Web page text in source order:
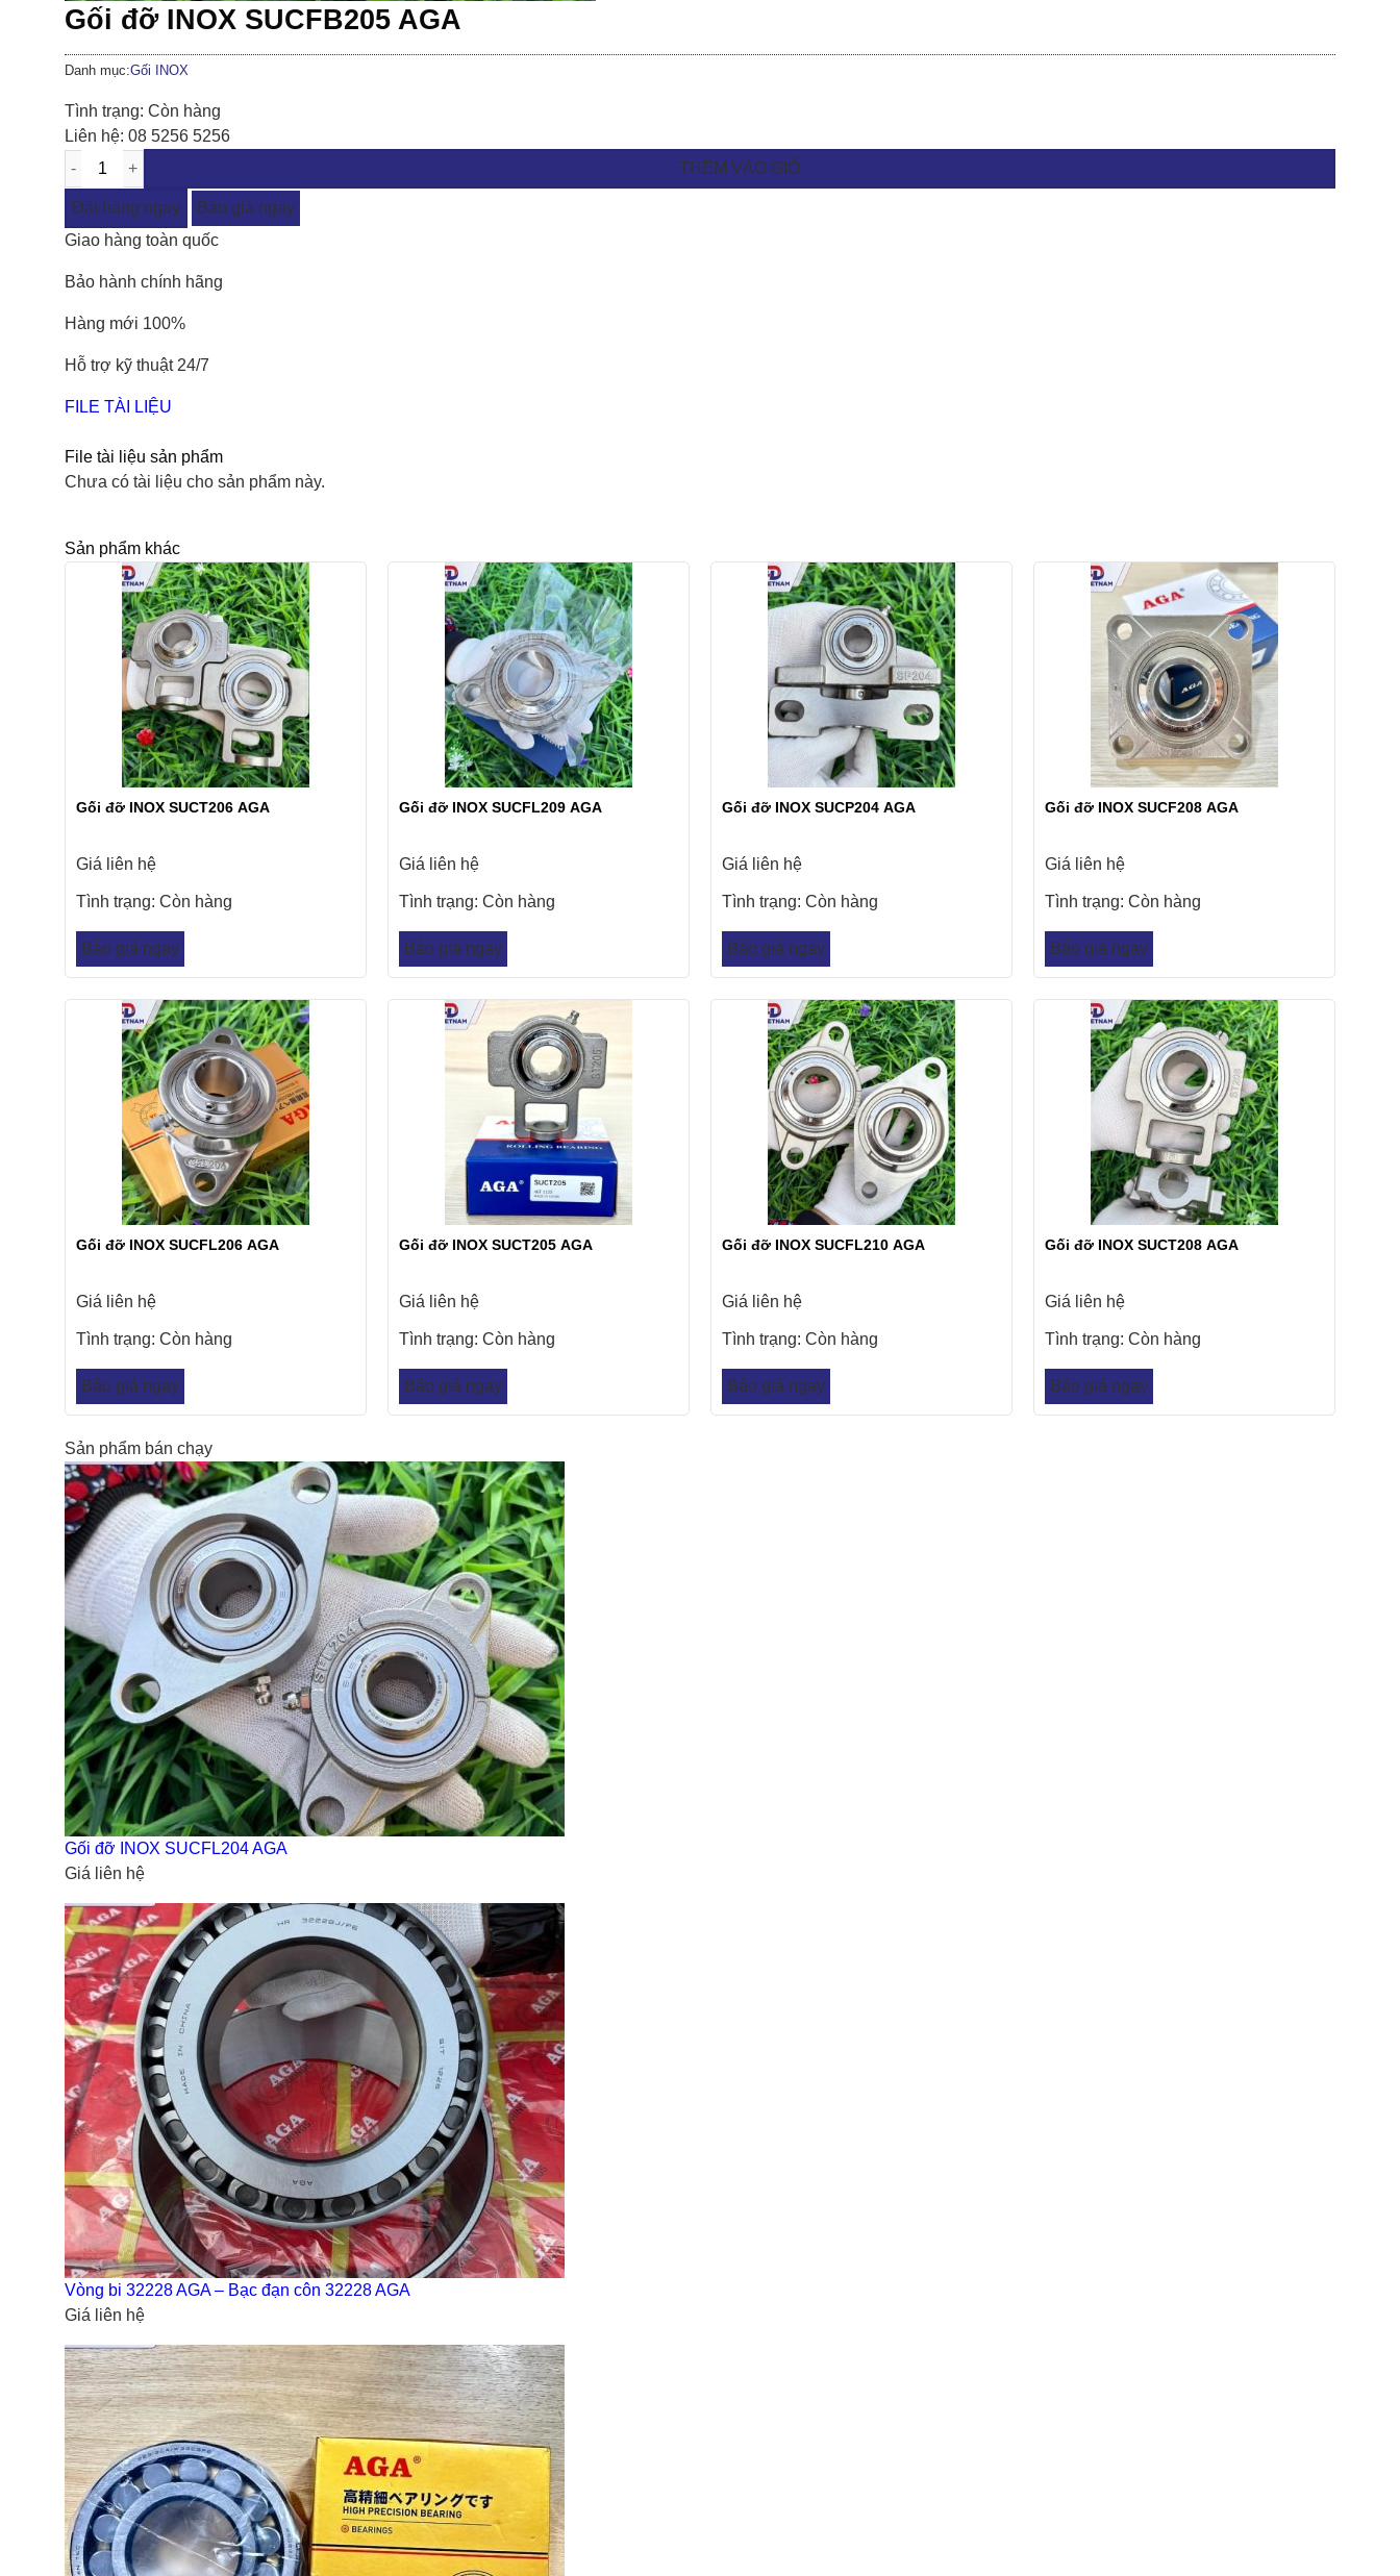
Gối đỡ INOX SUCFB205 AGA
Danh mục:Gối INOX
Tình trạng: Còn hàng
Liên hệ: 08 5256 5256
THÊM VÀO GIỎ
Đặt hàng ngay
Báo giá ngay
Giao hàng toàn quốc
Bảo hành chính hãng
Hàng mới 100%
Hỗ trợ kỹ thuật 24/7
FILE TÀI LIỆU
File tài liệu sản phẩm
Chưa có tài liệu cho sản phẩm này.
Sản phẩm khác
Gối đỡ INOX SUCT206 AGA
Giá liên hệ
Tình trạng: Còn hàng
Báo giá ngay
Gối đỡ INOX SUCFL209 AGA
Giá liên hệ
Tình trạng: Còn hàng
Báo giá ngay
Gối đỡ INOX SUCP204 AGA
Giá liên hệ
Tình trạng: Còn hàng
Báo giá ngay
Gối đỡ INOX SUCF208 AGA
Giá liên hệ
Tình trạng: Còn hàng
Báo giá ngay
Gối đỡ INOX SUCFL206 AGA
Giá liên hệ
Tình trạng: Còn hàng
Báo giá ngay
Gối đỡ INOX SUCT205 AGA
Giá liên hệ
Tình trạng: Còn hàng
Báo giá ngay
Gối đỡ INOX SUCFL210 AGA
Giá liên hệ
Tình trạng: Còn hàng
Báo giá ngay
Gối đỡ INOX SUCT208 AGA
Giá liên hệ
Tình trạng: Còn hàng
Báo giá ngay
Sản phẩm bán chạy
Gối đỡ INOX SUCFL204 AGA
Giá liên hệ
Vòng bi 32228 AGA – Bạc đạn côn 32228 AGA
Giá liên hệ